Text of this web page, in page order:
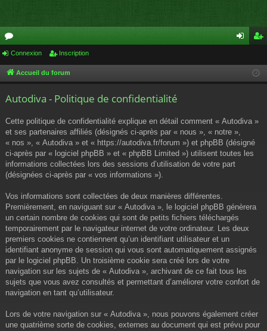
or
u cri
Connexion Inscription
Accueil du forum
Autodiva - Politique de confidentialité
Cette politique de confidentialité explique en détail comment « Autodiva »
et ses partenaires affiliés (désignés ci-après par « nous », « notre »,
« nos », « Autodiva » et « https://autodiva.fr/forum ») et phpBB (désigné
ci-après par « logiciel phpBB » et « phpBB Limited ») utilisent toutes les
informations collectées lors des sessions d’utilisation de votre part
(désignées ci-après par « vos informations »).
Vos informations sont collectées de deux manières différentes.
Premièrement, en naviguant sur « Autodiva », le logiciel phpBB génèrera
un certain nombre de cookies qui sont de petits fichiers téléchargés
temporairement par le navigateur internet de votre ordinateur. Les deux
premiers cookies ne contiennent qu’un identifiant utilisateur et un
identifiant anonyme de session qui vous sont automatiquement assignés
par le logiciel phpBB. Un troisième cookie sera créé lors de votre
navigation sur les sujets de « Autodiva », archivant de ce fait tous les
sujets que vous avez consultés et permettant d’améliorer votre confort de
navigation en tant qu’utilisateur.
Lors de votre navigation sur « Autodiva », nous pouvons également créer
une quatrième sorte de cookies, externes au document qui est prévu pour